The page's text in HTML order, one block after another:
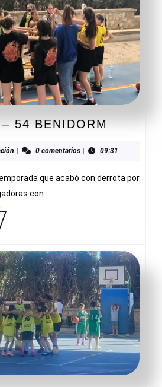
54 BENIDORM
–
Redacción0 comentarios 09:31
que acabó con derrota por
con